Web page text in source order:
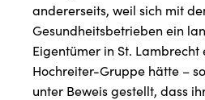
andererseits, weil sich mit
Gesundheitsbetrieben ein
Eigentümer in St.
Hochreiter-Gruppe hätte –
unter Beweis gestellt, dass